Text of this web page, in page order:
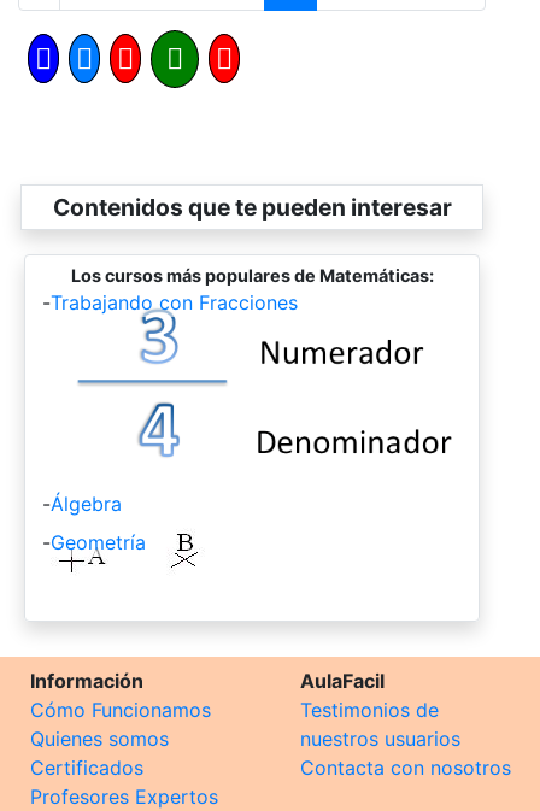
Contenidos que te pueden interesar
Los cursos más populares de Matemáticas:
-Trabajando con Fracciones
-Álgebra
-Geometría
Información
Cómo Funcionamos
Quienes somos
Certificados
Profesores Expertos
AulaFacil
Testimonios de
nuestros usuarios
Contacta con nosotros